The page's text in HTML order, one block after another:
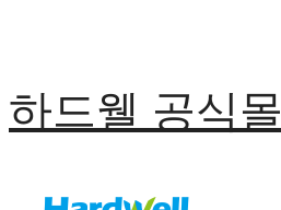
하드웰 공식몰